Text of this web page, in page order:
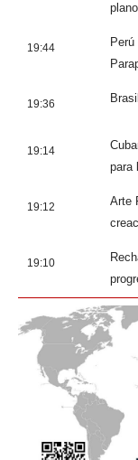
19:44
19:36
19:14
para
19:12
Arte
19:10